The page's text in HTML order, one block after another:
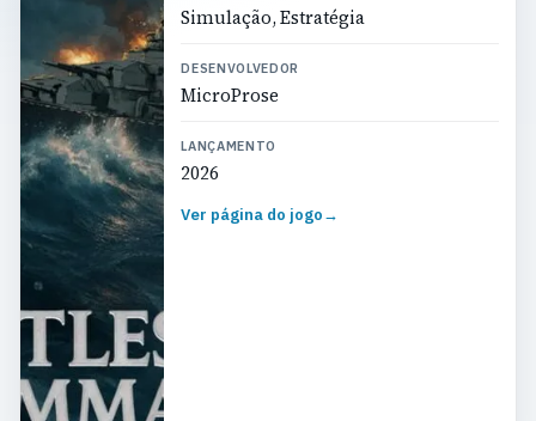
Simulação, Estratégia
DESENVOLVEDOR
MicroProse
LANÇAMENTO
2026
Ver página do jogo→